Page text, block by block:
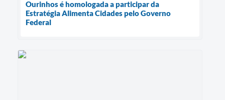
Ourinhos é homologada a participar da
Estratégia Alimenta Cidades pelo Governo
Federal